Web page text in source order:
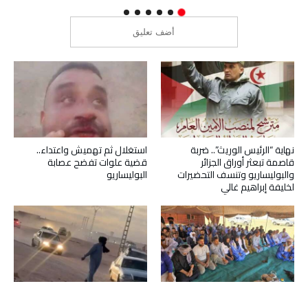
استغلال ثم تهميش واعتداء..
قضية علوات تفضح عصابة
البوليساريو
نهاية “الرئيس الوريث”.. ضربة
قاصمة تبعثر أوراق الجزائر
والبوليساريو وتنسف التحضيرات
لخليفة إبراهيم غالي